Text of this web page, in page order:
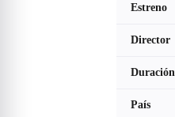
Estreno
Director
Duración
País